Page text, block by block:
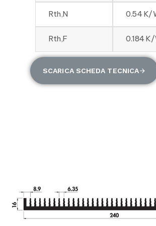
Rth,N 0.54 K/
Rth,F 0.184
SCARICA SCHEDA TECNICA